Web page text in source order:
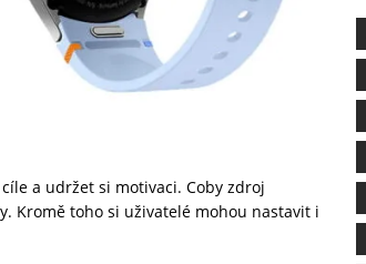
a udržet si motivaci. Coby zdroj
Kromě toho si uživatelé mohou nastavit i